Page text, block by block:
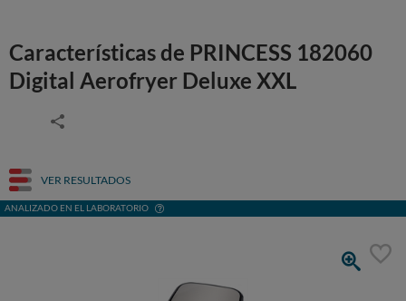
Características de PRINCESS 182060
Digital Aerofryer Deluxe XXL
VER RESULTADOS
ANALIZADO EN EL LABORATORIO